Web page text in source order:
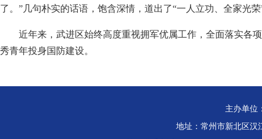
了。”几句朴实的话语，饱含深情，道出了“一人立功、全家光
近年来，武进区始终高度重视拥军优属工作，全面落实各
秀青年投身国防建设。
主办单位
地址：常州市新北区